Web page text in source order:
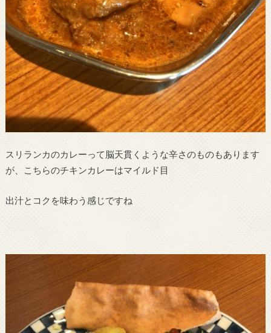
スリランカのカレーって脳天貫くような辛さのものもあります
が、こちらのチキンカレーはマイルド目
出汁とコクを味わう感じですね